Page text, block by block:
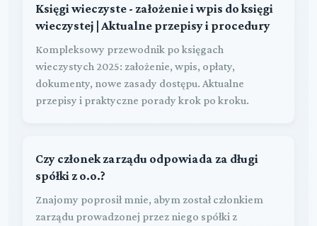
Księgi wieczyste - założenie i wpis do księgi
wieczystej | Aktualne przepisy i procedury
Kompleksowy przewodnik po księgach
wieczystych 2025: założenie, wpis, opłaty,
dokumenty, nowe zasady dostępu. Aktualne
przepisy i praktyczne porady krok po kroku.
Czy członek zarządu odpowiada za długi
spółki z o.o.?
Znajomy poprosił mnie, abym został członkiem
zarządu prowadzonej przez niego spółki z